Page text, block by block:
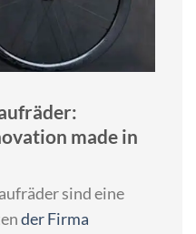
made in
sind eine
der Firma